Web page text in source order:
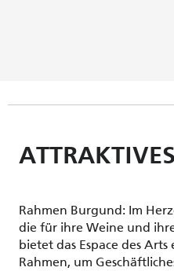
Rahmen Burgund: Im
die für ihre Weine und
bietet das Espace des
Rahmen, um